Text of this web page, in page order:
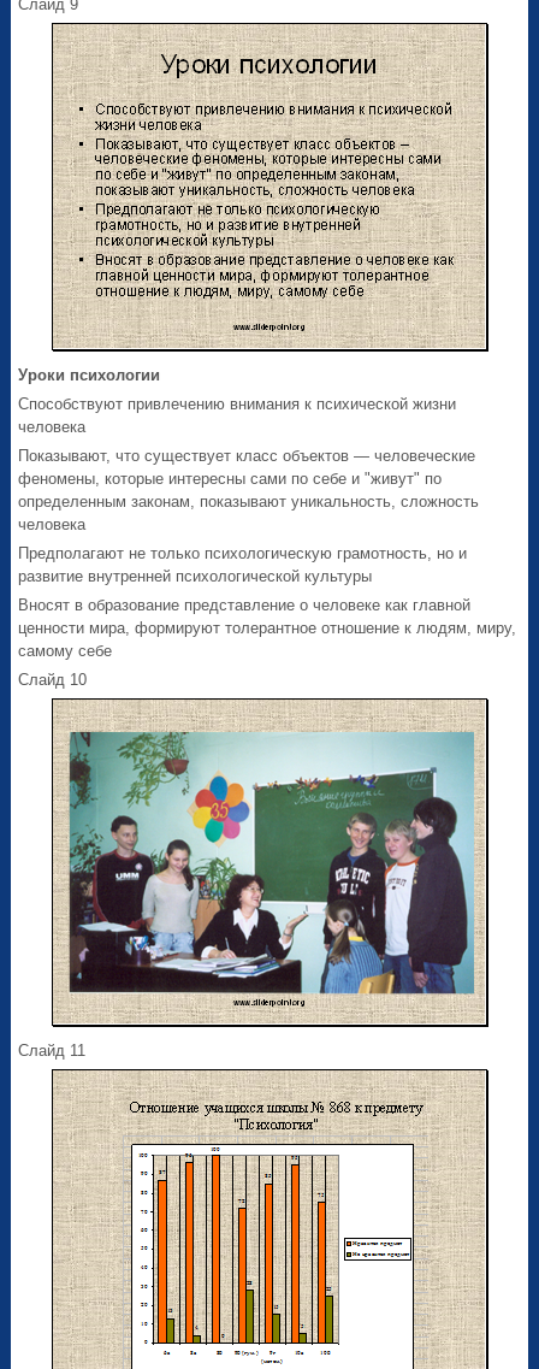
Слайд 9
Уроки психологии
Способствуют привлечению внимания к психической жизни
человека
Показывают, что существует класс объектов — человеческие
феномены, которые интересны сами по себе и "живут" по
определенным законам, показывают уникальность, сложность
человека
Предполагают не только психологическую грамотность, но и
развитие внутренней психологической культуры
Вносят в образование представление о человеке как главной
ценности мира, формируют толерантное отношение к людям, миру,
самому себе
Слайд 10
Слайд 11